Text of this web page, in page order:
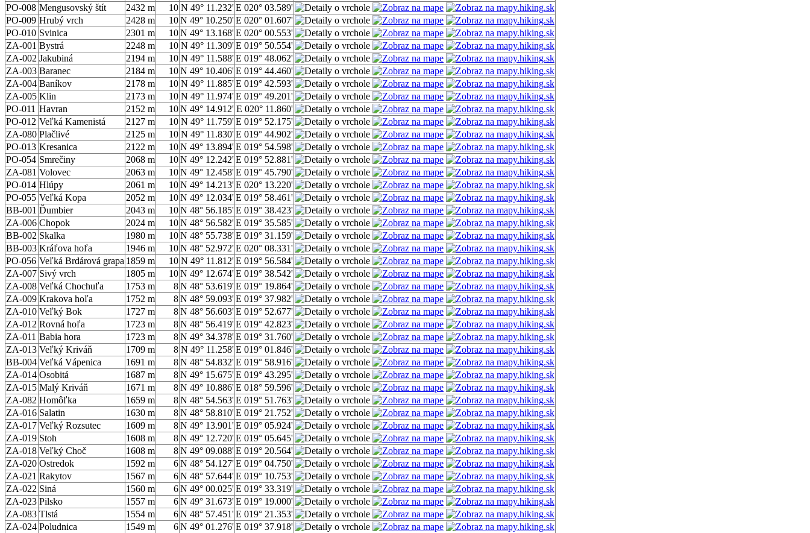
PO-008 Mengusovský štít 2432 m 10 N 49° 11.232'E 020° 03.589'
PO-009 Hrubý vrch 2428 m 10N 49° 10.250'E 020° 01.607'
PO-010 Svinica 2301 m 10N 49° 13.168'E 020° 00.553'
ZA-001 Bystrá 2248 m 10 N 49° 11.309'E 019° 50.554'
ZA-002 Jakubiná 2194 m 10 N 49° 11.588'E 019° 48.062'
ZA-003 Baranec 2184 m 10N 49° 10.406'E 019° 44.460'
ZA-004 Baníkov 2178 m 10 N 49° 11.885'E 019° 42.593'
ZA-005 Klin 2173 m 10 N 49° 11.974'E 019° 49.201'
PO-011 Havran 2152 m 10N 49° 14.912' E 020° 11.860'
PO-012 Veľká Kamenistá 2127 m 10 N 49° 11.759'E 019° 52.175'
ZA-080 Plačlivé 2125 m 10 N 49° 11.830'E 019° 44.902'
PO-013 Kresanica 2122 m 10N 49° 13.894'E 019° 54.598'
PO-054 Smrečiny 2068 m 10N 49° 12.242'E 019° 52.881'
ZA-081 Volovec 2063 m 10N 49° 12.458'E 019° 45.790'
PO-014 Hlúpy 2061 m 10N 49° 14.213'E 020° 13.220'
PO-055 Veľká Kopa 2052 m 10N 49° 12.034'E 019° 58.461'
BB-001 Ďumbier 2043 m 10N 48° 56.185'E 019° 38.423'
ZA-006 Chopok 2024 m 10N 48° 56.582'E 019° 35.585'
BB-002 Skalka 1980 m 10N 48° 55.738'E 019° 31.159'
BB-003 Kráľova hoľa 1946 m 10N 48° 52.972'E 020° 08.331'
PO-056 Veľká Brdárová grapa 1859 m 10 N 49° 11.812'E 019° 56.584'
ZA-007 Sivý vrch 1805 m 10N 49° 12.674'E 019° 38.542'
ZA-008 Veľká Chochuľa 1753 m 8N 48° 53.619'E 019° 19.864'
ZA-009 Krakova hoľa 1752 m 8N 48° 59.093'E 019° 37.982'
ZA-010 Veľký Bok 1727 m 8N 48° 56.603'E 019° 52.677'
ZA-012 Rovná hoľa 1723 m 8N 48° 56.419'E 019° 42.823'
ZA-011 Babia hora 1723 m 8N 49° 34.378'E 019° 31.760'
ZA-013 Veľký Kriváň 1709 m 8 N 49° 11.258'E 019° 01.846'
BB-004 Veľká Vápenica 1691 m 8N 48° 54.832'E 019° 58.916'
ZA-014 Osobitá 1687 m 8N 49° 15.675'E 019° 43.295'
ZA-015 Malý Kriváň 1671 m 8N 49° 10.886'E 018° 59.596'
ZA-082 Homôľka 1659 m 8N 48° 54.563'E 019° 51.763'
ZA-016 Salatin 1630 m 8N 48° 58.810'E 019° 21.752'
ZA-017 Veľký Rozsutec 1609 m 8N 49° 13.901'E 019° 05.924'
ZA-019 Stoh 1608 m 8N 49° 12.720'E 019° 05.645'
ZA-018 Veľký Choč 1608 m 8N 49° 09.088'E 019° 20.564'
ZA-020 Ostredok 1592 m 6N 48° 54.127'E 019° 04.750'
ZA-021 Rakytov 1567 m 6N 48° 57.644'E 019° 10.753'
ZA-022 Siná 1560 m 6N 49° 00.025'E 019° 33.319'
ZA-023 Pilsko 1557 m 6N 49° 31.673'E 019° 19.000'
ZA-083 Tlstá 1554 m 6N 48° 57.451'E 019° 21.353'
ZA-024 Poludnica 1549 m 6N 49° 01.276'E 019° 37.918'